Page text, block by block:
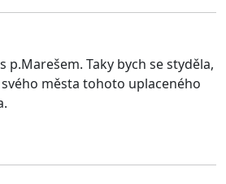
p.Marešem. Taky bych se styděla,
města tohoto uplaceného